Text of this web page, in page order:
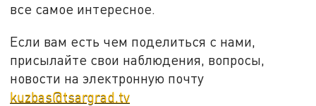
все самое интересное.
Если вам есть чем поделиться с нами,
присылайте свои наблюдения, вопросы,
новости на электронную почту
kuzbas@tsargrad.tv